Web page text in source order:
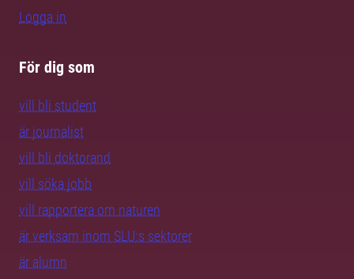
Logga in
För dig som
vill bli student
är journalist
vill bli doktorand
vill söka jobb
vill rapportera om naturen
är verksam inom SLU:s sektorer
är alumn